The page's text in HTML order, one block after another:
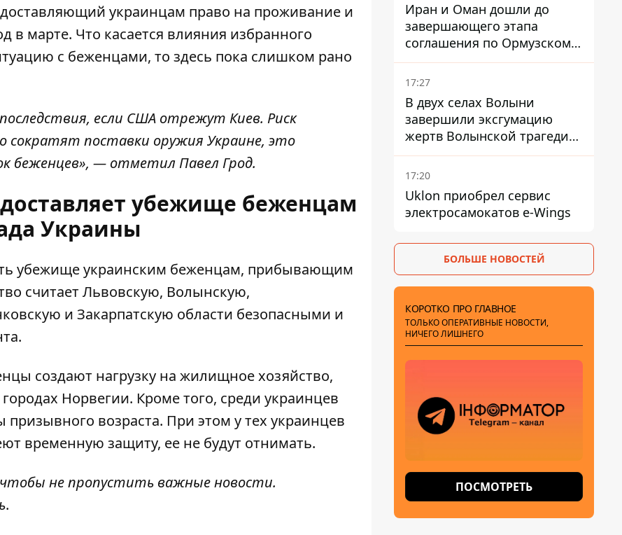
украинцам право на проживание и
в марте. Что касается влияния избранного
с беженцами, то здесь пока слишком рано
если США отрежут Киев. Риск
сократят поставки оружия Украине, это
беженцев», — отметил Павел Грод.
убежище беженцам
Украины
убежище украинским беженцам, прибывающим
считает Львовскую, Волынскую,
и Закарпатскую области безопасными и
создают нагрузку на жилищное хозяйство,
Норвегии. Кроме того, среди украинцев
возраста. При этом у тех украинцев
временную защиту, ее не будут отнимать.
не пропустить важные новости.
.
Иран и Оман дошли до
завершающего этапа
соглашения по Ормузскому
проливу - заключение
зависит от снятия блокады
17:27
В двух селах Волыни
завершили эксгумацию
жертв Волынской трагедии
– нашли останки 54 поляков
17:20
Uklon приобрел сервис
электросамокатов e-Wings
БОЛЬШЕ НОВОСТЕЙ
КОРОТКО ПРО ГЛАВНОЕ
ТОЛЬКО ОПЕРАТИВНЫЕ НОВОСТИ,
НИЧЕГО ЛИШНЕГО
ПОСМОТРЕТЬ